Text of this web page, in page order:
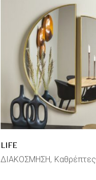
LIFE
ΔΙΑΚΟΣΜΗΣΗ Καθρέπτες